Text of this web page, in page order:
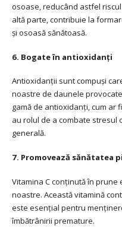
osoase, reducând astfel
altă parte, contribuie la
și osoasă sănătoasă.
6. Bogate în antioxidanți
Antioxidanții sunt compuși
noastre de daunele
gamă de antioxidanți, cum ar
au rolul de a combate stresul
generală.
7. Promovează sănătatea
Vitamina C conținută în
noastre. Această vitamină
este esențial pentru
îmbătrânirii premature.